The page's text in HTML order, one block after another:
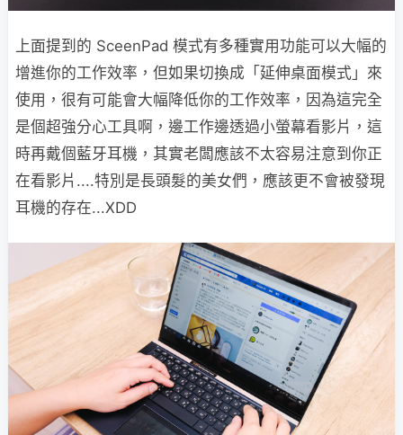
上面提到的 SceenPad 模式有多種實用功能可以大幅的
增進你的工作效率，但如果切換成「延伸桌面模式」來
使用，很有可能會大幅降低你的工作效率，因為這完全
是個超強分心工具啊，邊工作邊透過小螢幕看影片，這
時再戴個藍牙耳機，其實老闆應該不太容易注意到你正
在看影片....特別是長頭髮的美女們，應該更不會被發現
耳機的存在...XDD